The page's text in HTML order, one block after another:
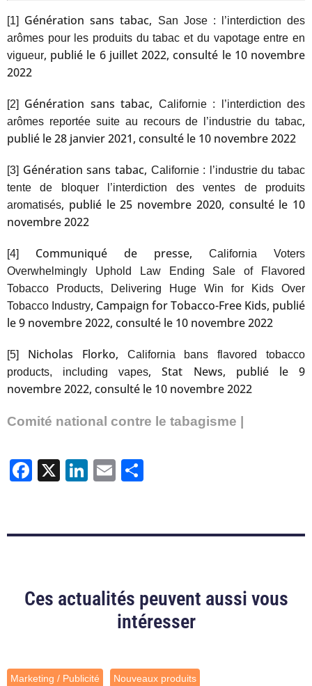
[1] Génération sans tabac,
San Jose : l’interdiction des
arômes pour les produits du tabac et du vapotage entre en
vigueur, publié le 6 juillet 2022, consulté le 10 novembre
2022
[2] Génération sans tabac, Californie : l’interdiction des
arômes reportée suite au recours de l’industrie du tabac,
publié le 28 janvier 2021, consulté le 10 novembre 2022
[3] Génération sans tabac, Californie : l’industrie du tabac
tente de bloquer l’interdiction des ventes de produits
aromatisés, publié le 25 novembre 2020, consulté le 10
novembre 2022
[4] Communiqué de presse, California Voters
Overwhelmingly Uphold Law Ending Sale of Flavored
Tobacco Products, Delivering Huge Win for Kids Over
Tobacco Industry, Campaign for Tobacco-Free Kids, publié
le 9 novembre 2022, consulté le 10 novembre 2022
[5] Nicholas Florko,
California bans flavored tobacco
products, including vapes, Stat News, publié le 9
novembre 2022, consulté le 10 novembre 2022
Comité national contre le tabagisme |
Facebook
X LinkedIn
Email
Ces actualités peuvent aussi vous
intéresser
Marketing / Publicité Nouveaux produits